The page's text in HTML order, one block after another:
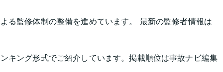
る監修体制の整備を進めています。 最新の監修者情報は
キング形式でご紹介しています。掲載順位は事故ナビ編集